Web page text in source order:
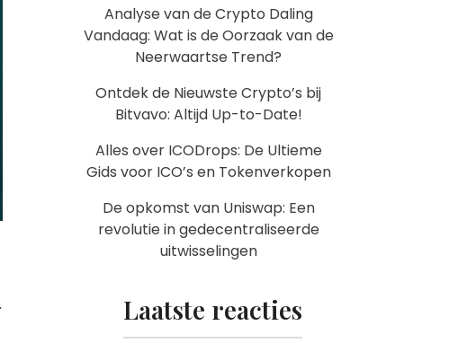
Analyse van de Crypto Daling
Vandaag: Wat is de Oorzaak van de
Neerwaartse Trend?
Ontdek de Nieuwste Crypto’s bij
Bitvavo: Altijd Up-to-Date!
Alles over ICODrops: De Ultieme
Gids voor ICO’s en Tokenverkopen
De opkomst van Uniswap: Een
revolutie in gedecentraliseerde
uitwisselingen
Laatste reacties